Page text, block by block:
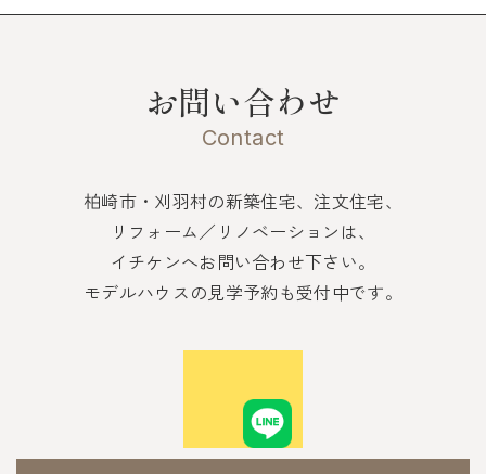
お問い合わせ
Contact
柏崎市・刈羽村の新築住宅、注文住宅、
リフォーム／リノベーションは、
イチケンへお問い合わせ下さい。
モデルハウスの見学予約も受付中です。